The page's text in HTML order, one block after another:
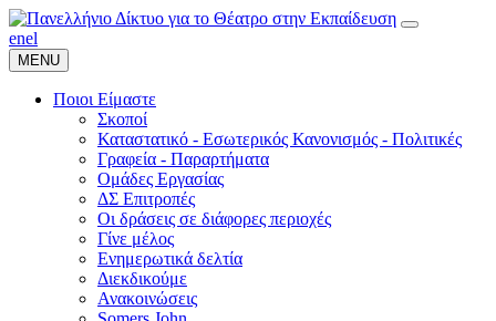
enel
MENU
Ποιοι Είμαστε
Σκοποί
Καταστατικό - Εσωτερικός Κανονισμός - Πολιτικές
Γραφεία - Παραρτήματα
Ομάδες Εργασίας
ΔΣ Επιτροπές
Οι δράσεις σε διάφορες περιοχές
Γίνε μέλος
Ενημερωτικά δελτία
Διεκδικούμε
Ανακοινώσεις